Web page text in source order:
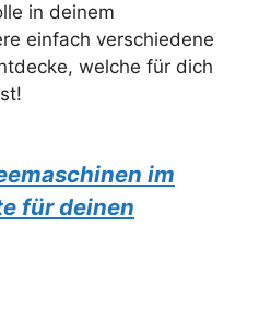
in deinem
einfach verschiedene
welche für dich
im
für deinen